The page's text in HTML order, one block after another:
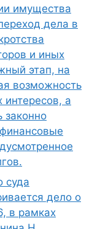
имущества
дела в
и иных
этап, на
возможность
а
суда
дело о
в рамках